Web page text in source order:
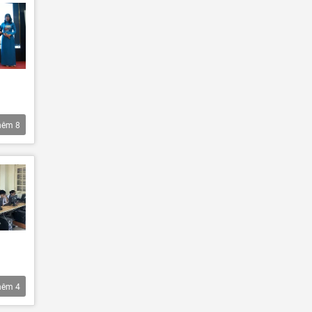
8
4